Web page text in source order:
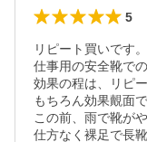
5
リピート買いです。
仕事用の安全靴で
効果の程は、リピ
もちろん効果覿面で
この前、雨で靴が
仕方なく裸足で長